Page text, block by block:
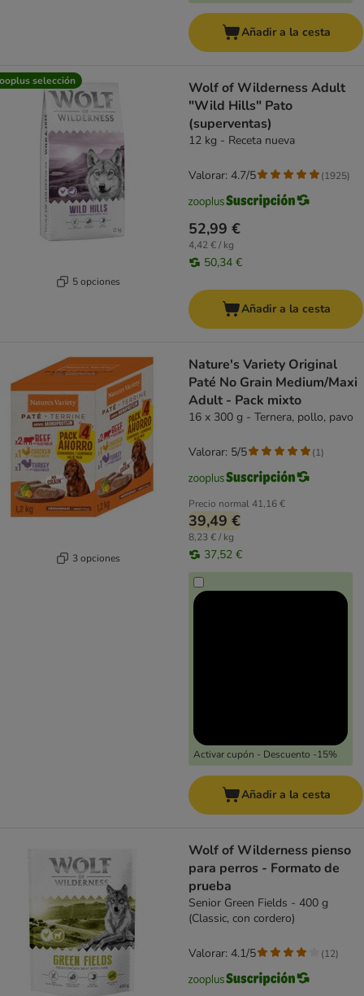
Añadir a la cesta
selección
5 opciones
Wolf of Wilderness Adult
"Wild Hills" Pato
(superventas)
12 kg - Receta nueva
52,99 €
4,42 € / kg
50,34 €
Valorar: 4.7/5 (1925)
Añadir a la cesta
3 opciones
Nature's Variety Original
Paté No Grain Medium/Maxi
Adult - Pack mixto
16 x 300 g - Ternera, pollo, pavo
Precio normal41,16 €
39,49 €
8,23 € / kg
37,52 €
Activar cupón - Descuento -15%
Valorar: 5/5 (1)
Añadir a la cesta
Wolf of Wilderness pienso
para perros - Formato de
prueba
Senior Green Fields - 400 g
(Classic, con cordero)
Valorar: 4.1/5 (12)